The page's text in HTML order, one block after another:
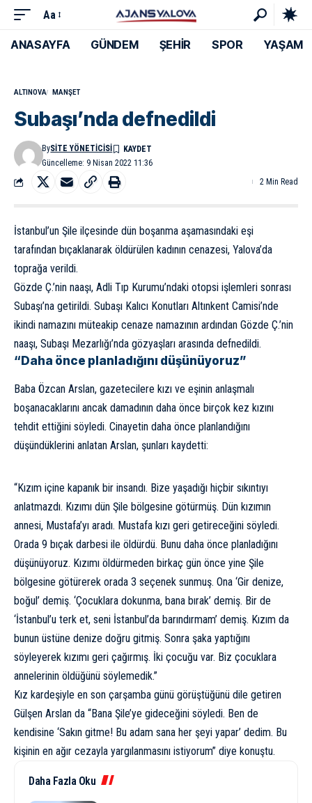
Aa
ANASAYFA GÜNDEM ŞEHİR SPOR YAŞAM
ALTINOVA MANŞET
Subaşı’nda defnedildi
Güncelleme: 9 Nisan 2022 11:36
BySITE YÖNETICISI
2 Min Read
İstanbul’un Şile ilçesinde dün boşanma aşamasındaki eşi
tarafından bıçaklanarak öldürülen kadının cenazesi, Yalova’da
toprağa verildi.
Gözde Ç.’nin naaşı, Adli Tıp Kurumu’ndaki otopsi işlemleri sonrası
Subaşı’na getirildi. Subaşı Kalıcı Konutları Altınkent Camisi’nde
ikindi namazını müteakip cenaze namazının ardından Gözde Ç.’nin
naaşı, Subaşı Mezarlığı’nda gözyaşları arasında defnedildi.
“Daha önce planladığını düşünüyoruz”
Baba Özcan Arslan, gazetecilere kızı ve eşinin anlaşmalı
boşanacaklarını ancak damadının daha önce birçok kez kızını
tehdit ettiğini söyledi. Cinayetin daha önce planlandığını
düşündüklerini anlatan Arslan, şunları kaydetti:
“Kızım içine kapanık bir insandı. Bize yaşadığı hiçbir sıkıntıyı
anlatmazdı. Kızımı dün Şile bölgesine götürmüş. Dün kızımın
annesi, Mustafa’yı aradı. Mustafa kızı geri getireceğini söyledi.
Orada 9 bıçak darbesi ile öldürdü. Bunu daha önce planladığını
düşünüyoruz. Kızımı öldürmeden birkaç gün önce yine Şile
bölgesine götürerek orada 3 seçenek sunmuş. Ona ‘Gir denize,
boğul’ demiş. ‘Çocuklara dokunma, bana bırak’ demiş. Bir de
‘İstanbul’u terk et, seni İstanbul’da barındırmam’ demiş. Kızım da
bunun üstüne denize doğru gitmiş. Sonra şaka yaptığını
söyleyerek kızımı geri çağırmış. İki çocuğu var. Biz çocuklara
annelerinin öldüğünü söylemedik.”
Kız kardeşiyle en son çarşamba günü görüştüğünü dile getiren
Gülşen Arslan da “Bana Şile’ye gideceğini söyledi. Ben de
kendisine ‘Sakın gitme! Bu adam sana her şeyi yapar’ dedim. Bu
kişinin en ağır cezayla yargılanmasını istiyorum” diye konuştu.
Daha Fazla Oku